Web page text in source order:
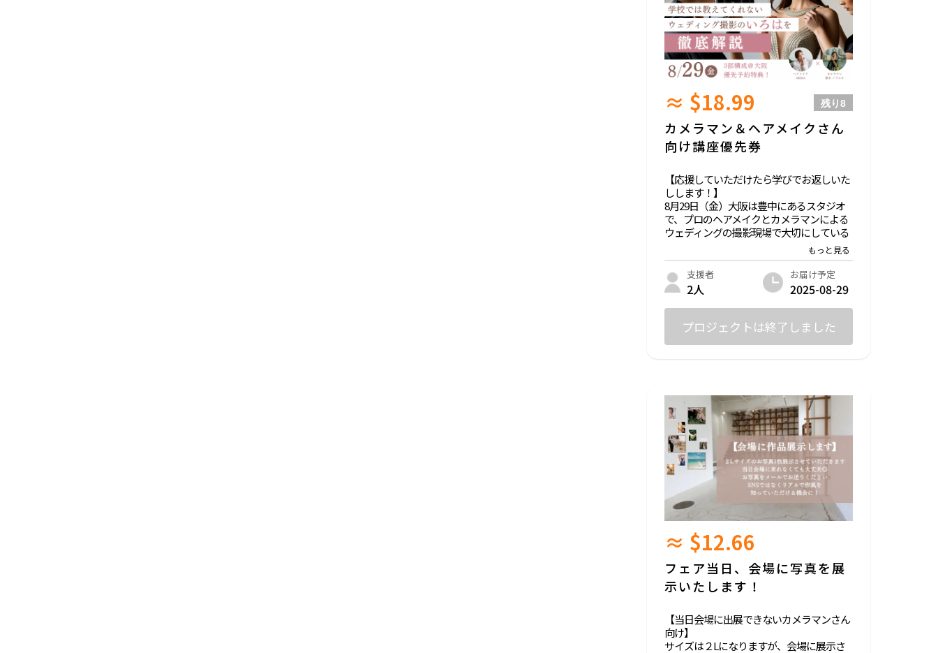
≈ $18.99 残り8
カメラマン＆ヘアメイクさん
向け講座優先券
【応援していただけたら学びでお返しいた
しします！】
8月29日（金）大阪は豊中にあるスタジオ
で、プロのヘアメイクとカメラマンによる
ウェディングの撮影現場で大切にしている
知識を学べる講座を開催します。
普通に現場に出ているけど、「今更聞けな
い」ことってありますよね。
応援してくださった分、しっかりと現場で
役に立つ知識を
それぞれのポジションからお伝えさせてい
ン
・デビューして数年で「今更聞けないウェ
ディング現場、撮影での基礎」を知りたい
方
・これからウェディングも撮影していきた
いカメラマン
・ヘアメイクさんでカウンセリングがちゃ
んとできているか不安な方
・ヘアメイクさんでロケについていく際に
まだ一人は不安！という方
etc.
【仮スケジュール】
10:30～12:30 ヘアメイク講座
-モデルにメイクしながらデモンストレー
-ロケで気をつけること、ＮＧポイントなど
-カウンセリング方法等細かく伝授しま
す！
支援者
2人
お届け予定
2025-08-29
プロジェクトは終了しました
≈ $12.66
フェア当日、会場に写真を展
示いたします！
【当日会場に出展できないカメラマンさん
向け】
サイズは２Lになりますが、会場に展示さ